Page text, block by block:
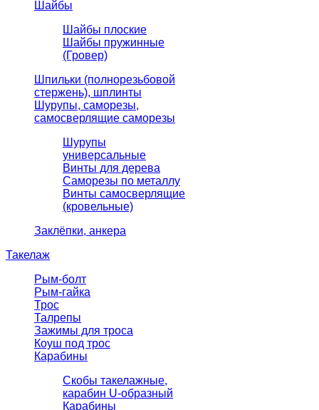
Шайбы
Шайбы плоские
Шайбы пружинные
(Гровер)
Шпильки (полнорезьбовой
стержень), шплинты
Шурупы, саморезы,
самосверлящие саморезы
Шурупы
универсальные
Винты для дерева
Саморезы по металлу
Винты самосверлящие
(кровельные)
Заклёпки, анкера
Такелаж
Рым-болт
Рым-гайка
Трос
Талрепы
Зажимы для троса
Коуш под трос
Карабины
Скобы такелажные,
карабин U-образный
Карабины